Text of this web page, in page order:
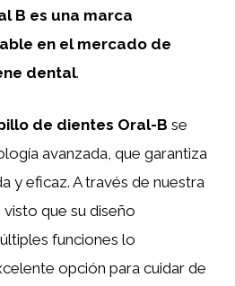
B es una marca
en el mercado de
dental.
de dientes Oral-B se
avanzada, que garantiza
y eficaz. A través de nuestra
que su diseño
funciones lo
opción para cuidar de